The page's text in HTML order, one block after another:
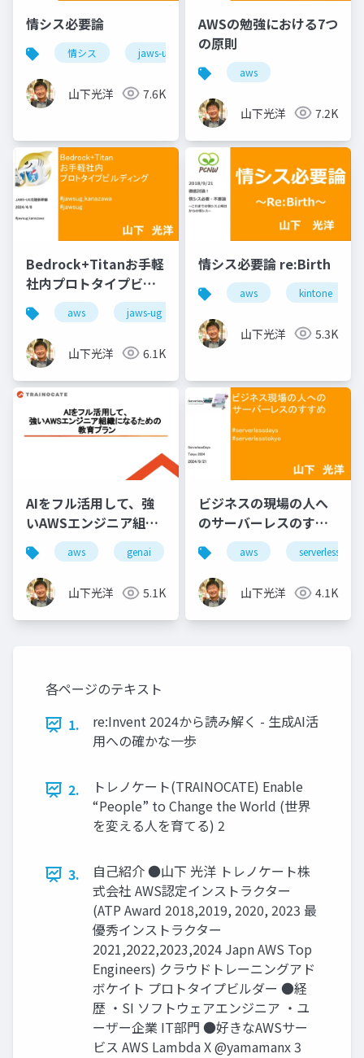
情シス必要論
情シス jaws-ug aws
山下光洋 7.6K
AWSの勉強における7つ
の原則
aws
山下光洋 7.2K
Bedrock+Titanお手軽
社内プロトタイプビル
ディングaws jaws-ug
山下光洋 6.1K
情シス必要論 re:Birth
aws kintone
山下光洋 5.3K
AIをフル活用して、強
いAWSエンジニア組織
になるための教育プラ
ン
aws genai
山下光洋 5.1K
ビジネスの現場の人へ
のサーバーレスのすす
め
aws serverless
山下光洋 4.1K
各ページのテキスト
1.
re:Invent 2024から読み解く - 生成AI活
用への確かな一歩
2.
トレノケート(TRAINOCATE) Enable
“People” to Change the World (世界
を変える人を育てる) 2
3.
自己紹介 ●山下 光洋 トレノケート株
式会社 AWS認定インストラクター
(ATP Award 2018,2019, 2020, 2023 最
優秀インストラクター
2021,2022,2023,2024 Japn AWS Top
Engineers) クラウドトレーニングアド
ボケイト プロトタイプビルダー ●経
歴 ・SI ソフトウェアエンジニア ・ユ
ーザー企業 IT部門 ●好きなAWSサー
ビス AWS Lambda X @yamamanx 3